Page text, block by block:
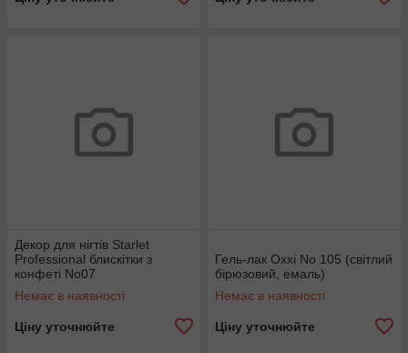
Декор для нігтів Starlet
Professional блискітки з
конфеті No07
Немає в наявності
Ціну уточнюйте
Гель-лак Oxxi No 105 (світлий
бірюзовий, емаль)
Немає в наявності
Ціну уточнюйте